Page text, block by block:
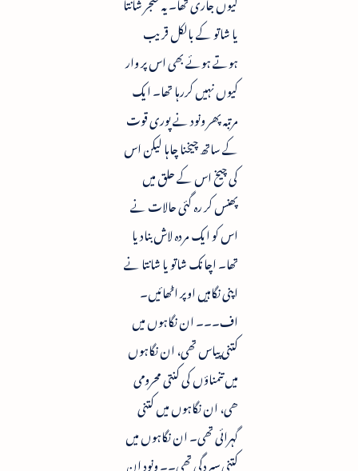
یا شاتو کے بالکل قریب
ہوتے ہوئے بھی اس پر وار
کیوں نہیں کررہا تھا۔ ایک
مرتبہ پھر ونود نے پوری قوت
کے ساتھ چیخنا چاہا لیکن اس
کی چیخ اس کے حلق میں
پھنس کر رہ گئی حالات نے
اس کو ایک مردہ لاش بنادیا
تھا۔ اچانک شاتو یا شانتا نے
اپنی نگاہیں اوپر اٹھائیں۔
اف۔۔۔ ان نگاہوں میں
کتنی پیاس تھی، ان نگاہوں
میں تنمناؤں کی کنتی محرومی
ھی، ان نگاہوں میں کتنی
گہرائی تھی۔ ان نگاہوں میں
کتنی سپردگی تھی۔۔ ونود ان